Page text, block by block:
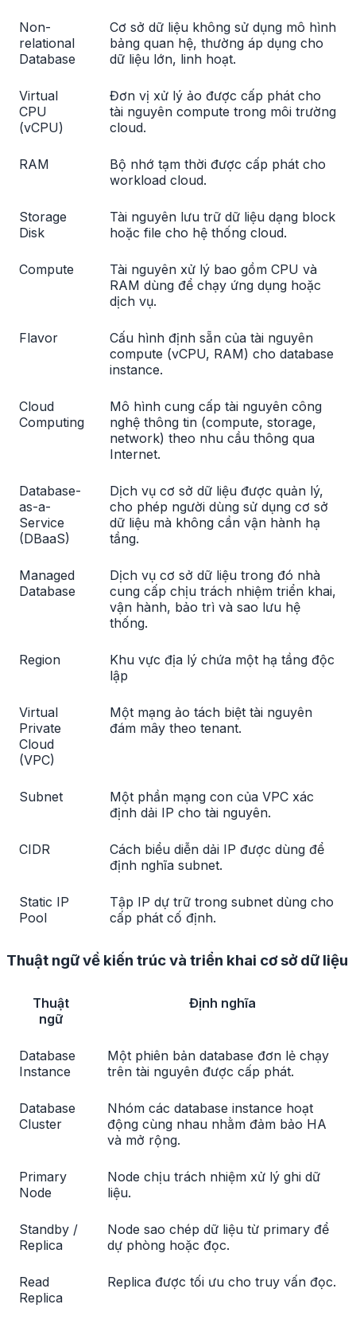
Non-
relational
Database
Cơ sở dữ liệu không sử dụng mô hình
bảng quan hệ, thường áp dụng cho
dữ liệu lớn, linh hoạt.
Virtual
CPU
(vCPU)
Đơn vị xử lý ảo được cấp phát cho
tài nguyên compute trong môi trường
cloud.
RAM
Bộ nhớ tạm thời được cấp phát cho
workload cloud.
Storage
Disk
Tài nguyên lưu trữ dữ liệu dạng block
hoặc file cho hệ thống cloud.
Compute
Tài nguyên xử lý bao gồm CPU và
RAM dùng để chạy ứng dụng hoặc
dịch vụ.
Flavor
Cấu hình định sẵn của tài nguyên
compute (vCPU, RAM) cho database
instance.
Cloud
Computing
Mô hình cung cấp tài nguyên công
nghệ thông tin (compute, storage,
network) theo nhu cầu thông qua
Internet.
Database-
as-a-
Service
(DBaaS)
Dịch vụ cơ sở dữ liệu được quản lý,
cho phép người dùng sử dụng cơ sở
dữ liệu mà không cần vận hành hạ
tầng.
Managed
Database
Dịch vụ cơ sở dữ liệu trong đó nhà
cung cấp chịu trách nhiệm triển khai,
vận hành, bảo trì và sao lưu hệ
thống.
Region
Khu vực địa lý chứa một hạ tầng độc
lập
Virtual
Private
Cloud
(VPC)
Một mạng ảo tách biệt tài nguyên
đám mây theo tenant.
Subnet
Một phần mạng con của VPC xác
định dải IP cho tài nguyên.
CIDR
Cách biểu diễn dải IP được dùng để
định nghĩa subnet.
Static IP
Pool
Tập IP dự trữ trong subnet dùng cho
cấp phát cố định.
Thuật ngữ về kiến trúc và triển khai cơ sở dữ liệu
Thuật
ngữ
Định nghĩa
Database
Instance
Một phiên bản database đơn lẻ chạy
trên tài nguyên được cấp phát.
Database
Cluster
Nhóm các database instance hoạt
động cùng nhau nhằm đảm bảo HA
và mở rộng.
Primary
Node
Node chịu trách nhiệm xử lý ghi dữ
liệu.
Standby /
Replica
Node sao chép dữ liệu từ primary để
dự phòng hoặc đọc.
Read
Replica
Replica được tối ưu cho truy vấn đọc.